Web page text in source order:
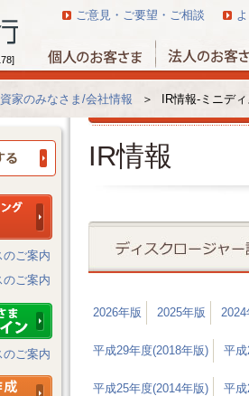
ご意見・ご要望・ご相談
家のみなさま/会社情報 ＞ IR情報-ミニデ
ご案内
ご案内
のご案内
IR情報
2026年版 2025年版
平成29年度(2018年版) 平
平成25年度(2014年版) 平